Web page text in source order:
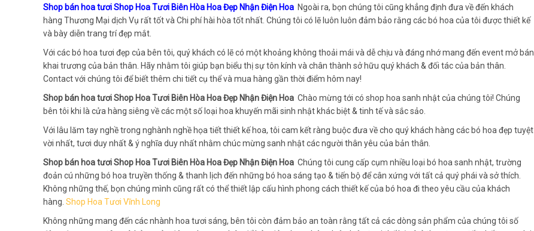
Shop bán hoa tươi Shop Hoa Tươi Biên Hòa Hoa Đẹp Nhận Điện Hoa Ngoài ra, bọn chúng tôi cũng khẳng định đưa về đến khách
hàng Thương Mại dịch Vụ rất tốt và Chi phí hài hòa tốt nhất. Chúng tôi có lẽ luôn luôn đảm bảo rằng các bó hoa của tôi được thiết kế
và bày diễn trang trí đẹp mắt.
Với các bó hoa tươi đẹp của bên tôi, quý khách có lẽ có một khoảng không thoải mái và dễ chịu và đáng nhớ mang đến event mở bán
khai trương của bản thân. Hãy nhằm tôi giúp bạn biểu thị sự tôn kính và chân thành sở hữu quý khách & đối tác của bản thân.
Contact với chúng tôi để biết thêm chi tiết cụ thể và mua hàng gần thời điểm hôm nay!
Shop bán hoa tươi Shop Hoa Tươi Biên Hòa Hoa Đẹp Nhận Điện Hoa Chào mừng tới có shop hoa sanh nhật của chúng tôi! Chúng
bên tôi khi là cửa hàng siêng về các một số loại hoa khuyến mãi sinh nhật khác biệt & tinh tế và sắc sảo.
Với lâu lăm tay nghề trong nghành nghề họa tiết thiết kế hoa, tôi cam kết ràng buộc đưa về cho quý khách hàng các bó hoa đẹp tuyệt
vời nhất, tươi duy nhất & ý nghĩa duy nhất nhằm chúc mừng sanh nhật các người thân yêu của bản thân.
Shop bán hoa tươi Shop Hoa Tươi Biên Hòa Hoa Đẹp Nhận Điện Hoa Chúng tôi cung cấp cụm nhiều loại bó hoa sanh nhật, trường
đoản cú những bó hoa truyền thống & thanh lịch đến những bó hoa sáng tạo & tiến bộ để cân xứng với tất cả quý phái và sở thích.
Không những thế, bọn chúng mình cũng rất có thể thiết lập cấu hình phong cách thiết kế của bó hoa đi theo yêu cầu của khách
hàng. Shop Hoa Tươi Vĩnh Long
Không những mang đến các nhành hoa tươi sáng, bên tôi còn đảm bảo an toàn rằng tất cả các dòng sản phẩm của chúng tôi số